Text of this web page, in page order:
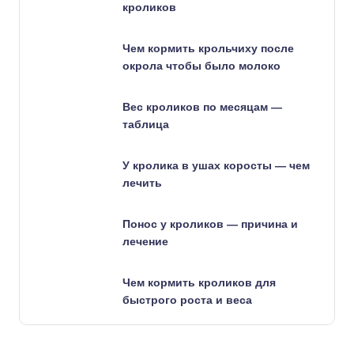
кроликов
Чем кормить крольчиху после
окрола чтобы было молоко
Вес кроликов по месяцам —
таблица
У кролика в ушах коросты — чем
лечить
Понос у кроликов — причина и
лечение
Чем кормить кроликов для
быстрого роста и веса